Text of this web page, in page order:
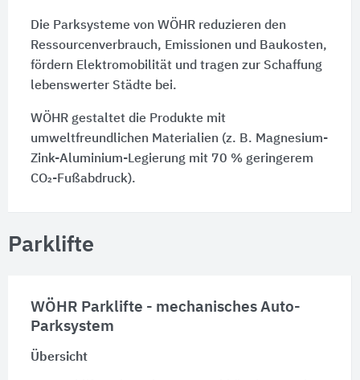
Die Parksysteme von WÖHR reduzieren den
Ressourcenverbrauch, Emissionen und Baukosten,
fördern Elektromobilität und tragen zur Schaffung
lebenswerter Städte bei.
WÖHR gestaltet die Produkte mit
umweltfreundlichen Materialien (z. B. Magnesium-
Zink-Aluminium-Legierung mit 70 % geringerem
CO₂-Fußabdruck).
Parklifte
WÖHR Parklifte - mechanisches Auto-
Parksystem
Übersicht